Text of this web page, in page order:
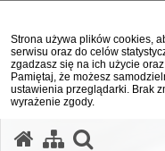
Strona używa plików cookies,
serwisu oraz do celów
zgadzasz się na ich użycie
Pamiętaj, że możesz
ustawienia przeglądarki. Brak
wyrażenie zgody.